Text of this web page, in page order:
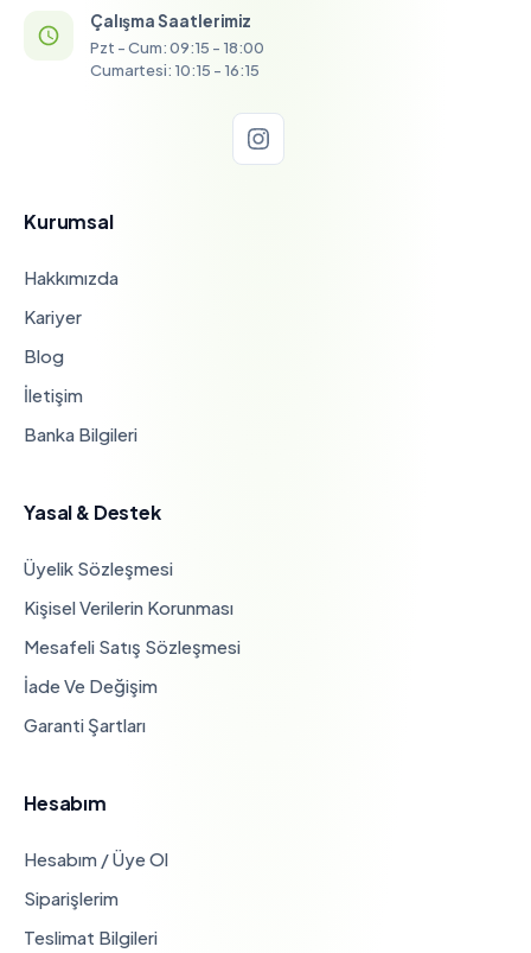
Çalışma Saatlerimiz
Pzt - Cum: 09:15 - 18:00
Cumartesi: 10:15 - 16:15
Kurumsal
Hakkımızda
Kariyer
Blog
İletişim
Banka Bilgileri
Yasal & Destek
Üyelik Sözleşmesi
Kişisel Verilerin Korunması
Mesafeli Satış Sözleşmesi
İade Ve Değişim
Garanti Şartları
Hesabım
Hesabım / Üye Ol
Siparişlerim
Teslimat Bilgileri